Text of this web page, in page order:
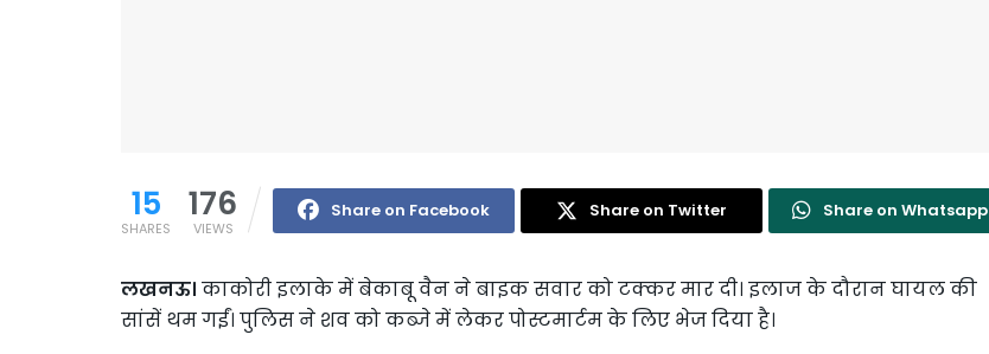
15
SHARES
176
VIEWS
Share on Facebook Share on Twitter Share on Whatsapp
लखनऊ। काकोरी इलाके में बेकाबू वैन ने बाइक सवार को टक्कर मार दी। इलाज के दौरान घायल की
सांसें थम गईं। पुलिस ने शव को कब्जे में लेकर पोस्टमार्टम के लिए भेज दिया है।